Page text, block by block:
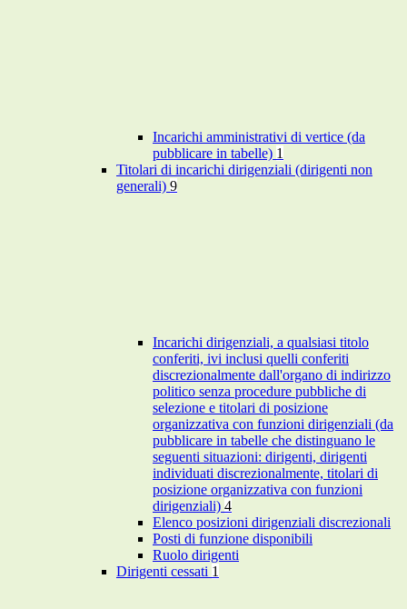
Incarichi amministrativi di vertice (da
pubblicare in tabelle) 1
Titolari di incarichi dirigenziali (dirigenti non
generali) 9
Incarichi dirigenziali, a qualsiasi titolo
conferiti, ivi inclusi quelli conferiti
discrezionalmente dall'organo di indirizzo
politico senza procedure pubbliche di
selezione e titolari di posizione
organizzativa con funzioni dirigenziali (da
pubblicare in tabelle che distinguano le
seguenti situazioni: dirigenti, dirigenti
individuati discrezionalmente, titolari di
posizione organizzativa con funzioni
dirigenziali) 4
Elenco posizioni dirigenziali discrezionali
Posti di funzione disponibili
Ruolo dirigenti
Dirigenti cessati 1